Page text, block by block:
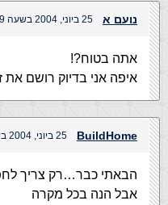
נועם א 25 ביוני, 2004 בשעה 12:59 pm
אתה בטוח?!
איפה אני בדיוק רושם
BuildHome 25 ביוני, 2004 בשעה 1:11 pm
הבאתי כבר…רק צריך
אבל הנה בכל מקרה